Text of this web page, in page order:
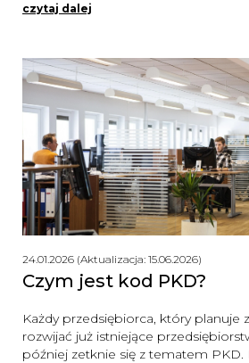
czytaj dalej
24.01.2026 (Aktualizacja: 15.06.2026)
Czym jest kod PKD?
Każdy przedsiębiorca, który planuje
rozwijać już istniejące
później zetknie się z tematem